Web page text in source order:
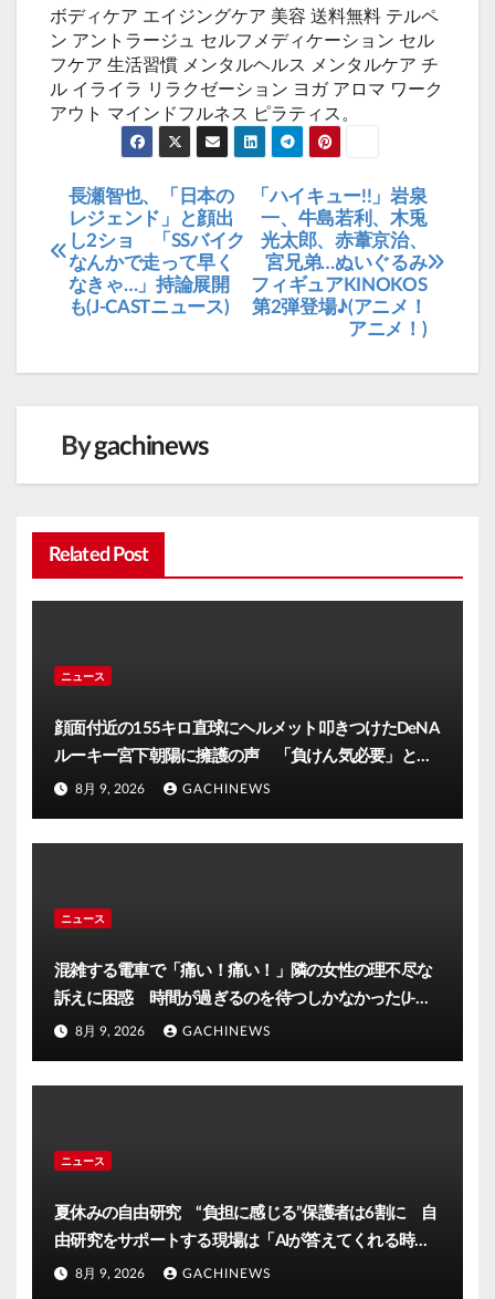
ボディケア エイジングケア 美容 送料無料 テルペ
ン アントラージュ セルフメディケーション セル
フケア 生活習慣 メンタルヘルス メンタルケア チ
ル イライラ リラクゼーション ヨガ アロマ ワーク
アウト マインドフルネス ピラティス。
投
稿
ナ
ビ
ー
ョ
「ハイキュー!!」岩泉
一、牛島若利、木兎
光太郎、赤葦京治、
宮兄弟…ぬいぐるみ
フィギュアKINOKOS
第2弾登場♪(アニメ！
アニメ！)
長瀬智也、「日本の
レジェンド」と顔出
し2ショ 「SSバイク
なんかで走って早く
なきゃ…」持論展開
も(J-CASTニュース)
Bygachinews
Related Post
ニュース
顔面付近の155キロ直球にヘルメット叩きつけたDeNA
ルーキー宮下朝陽に擁護の声 「負けん気必要」と球
団OB(J-CASTニュース)
8月 9, 2026 GACHINEWS
ニュース
混雑する電車で「痛い！痛い！」隣の女性の理不尽な
訴えに困惑 時間が過ぎるのを待つしかなかった(J-
CASTニュース)
8月 9, 2026 GACHINEWS
ニュース
夏休みの自由研究 “負担に感じる”保護者は6割に 自
由研究をサポートする現場は「AIが答えてくれる時代
だが自分の目で」大分発(FNNプライムオンライン)
8月 9, 2026 GACHINEWS